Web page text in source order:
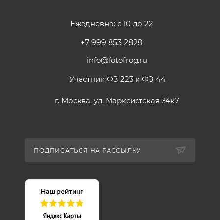
Ежедневно: с 10 до 22
+7 999 853 2828
info@fotofrog.ru
Участник ФЗ 223 и ФЗ 44
г. Москва, ул. Марксистская 34к7
ПОДПИСАТЬСЯ НА РАССЫЛКУ